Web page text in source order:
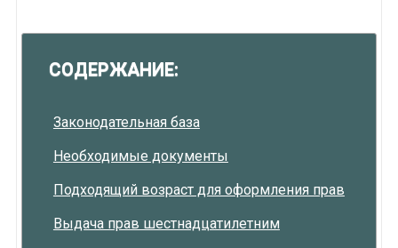
СОДЕРЖАНИЕ:
Законодательная база
Необходимые документы
Подходящий возраст для оформления прав
Выдача прав шестнадцатилетним